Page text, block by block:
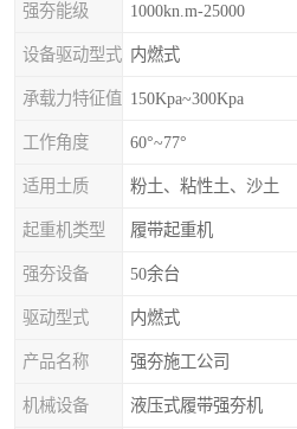
强夯能级 1000kn.m-25000
设备驱动型式 内燃式
承载力特征值 150Kpa~300Kpa
工作角度 60°~77°
适用土质 粉土、粘性土、沙土
起重机类型 履带起重机
强夯设备 50余台
驱动型式 内燃式
产品名称 强夯施工公司
机械设备 液压式履带强夯机